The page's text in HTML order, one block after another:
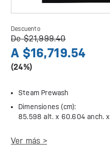
Descuento
De$21,999.40
A $16,719.54
(24%)
Steam Prewash
Dimensiones (cm):
85.598 alt. x 60.604 anch. x
Ver más >